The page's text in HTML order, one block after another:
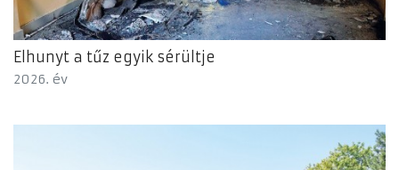
Elhunyt a tűz egyik sérültje
2026. év